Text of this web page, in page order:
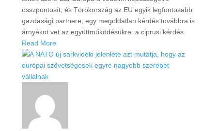
összpontosít, és Törökország az EU egyik legfontosabb
gazdasági partnere, egy megoldatlan kérdés továbbra is
árnyékot vet az együttműködésükre: a ciprusi kérdés.
Read More